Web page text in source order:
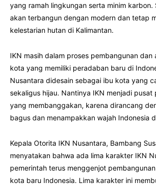
yang ramah lingkungan serta minim karbon.
akan terbangun dengan modern dan tetap
kelestarian hutan di Kalimantan.
IKN masih dalam proses pembangunan dan
kota yang memiliki peradaban baru di
Nusantara didesain sebagai ibu kota yang
sekaligus hijau. Nantinya IKN menjadi pusat
yang membanggakan, karena dirancang
bagus dan menampakkan wajah Indonesia
Kepala Otorita IKN Nusantara, Bambang
menyatakan bahwa ada lima karakter IKN
pemerintah terus menggenjot
kota baru Indonesia. Lima karakter ini